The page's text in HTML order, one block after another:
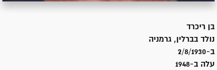
בן ריכרד
נולד בברלין, גרמניה
ב-2/8/1930
עלה ב-1948